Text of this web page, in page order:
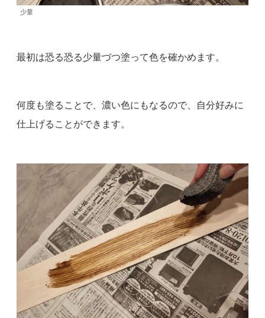
少量
最初は恐る恐る少量づつ塗って色を確かめます。
何度も塗ることで、濃い色にもなるので、自分好みに
仕上げることができます。